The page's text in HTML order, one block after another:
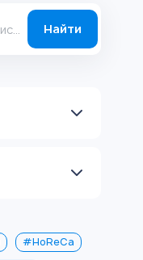
Найти
#HoReCa